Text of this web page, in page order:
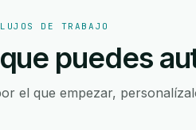
DE TRABAJO
puedes
el que empezar,